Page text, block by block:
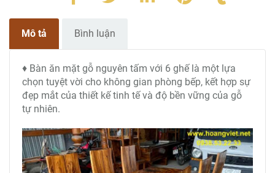
Mô tả Bình luận
♦ Bàn ăn mặt gỗ nguyên tấm với 6 ghế là một lựa
chọn tuyệt vời cho không gian phòng bếp, kết hợp sự
đẹp mắt của thiết kế tinh tế và độ bền vững của gỗ
tự nhiên.